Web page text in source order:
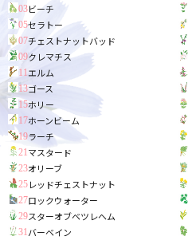
03ビーチ
05セラトー
07チェストナットバッド
09クレマチス
11エルム
13ゴース
15ホリー
17ホーンビーム
19ラーチ
21 マスタード
23オリーブ
25 レッドチェストナット
27ロックウォーター
29スターオブベツレヘム
31 バーベイン